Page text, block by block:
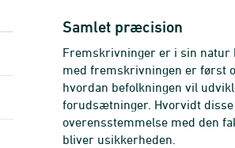
Samlet præcision
Fremskrivninger er i sin natur
med fremskrivningen er først
hvordan befolkningen vil
forudsætninger. Hvorvidt
overensstemmelse med den
bliver usikkerheden.